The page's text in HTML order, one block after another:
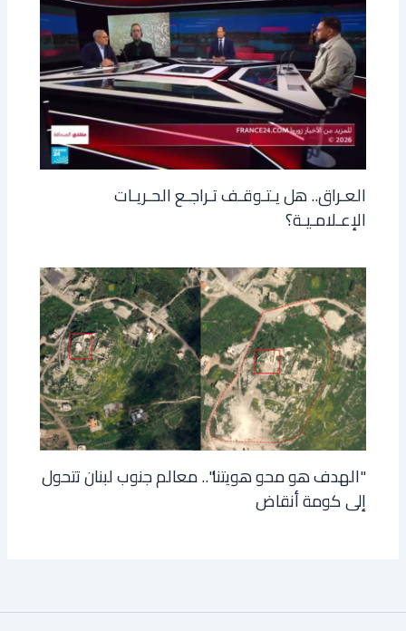
العـراق.. هل يـتـوقـف تـراجـع الحـريـات
الإعـلامـيـة؟
"الهدف هو محو هويتنا".. معالم جنوب لبنان تتحول
إلى كومة أنقاض